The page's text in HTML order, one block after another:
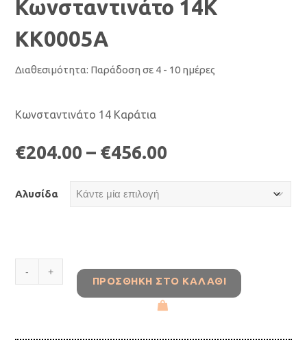
Κωνσταντινάτο 14Κ
ΚΚ0005Α
Διαθεσιμότητα: Παράδοση σε 4 - 10 ημέρες
Κωνσταντινάτο 14 Καράτια
€204.00 – €456.00
Αλυσίδα
Κωνσταντινάτο
14Κ
ΚΚ0005Α
ΠΡΟΣΘΉΚΗ ΣΤΟ ΚΑΛΆΘΙ